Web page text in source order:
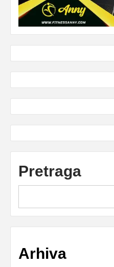
Pretraga
Arhiva